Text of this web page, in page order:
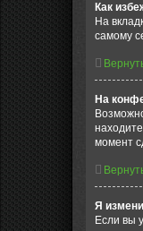
Как
На
самому
На
момент
Я
Если вы